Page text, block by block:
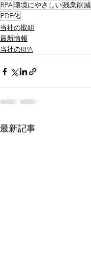
RPA環境にやさしい残業削減
PDF化
当社の取組
最新情報
当社のRPA
最新記事